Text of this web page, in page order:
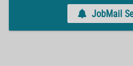
JobMail